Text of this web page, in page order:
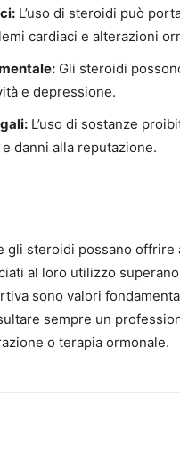
L’uso di steroidi può
cardiaci e alterazioni
Gli steroidi
e depressione.
L’uso di sostanze
danni alla reputazione.
gli steroidi possano
al loro utilizzo
sono valori
sempre un
o terapia ormonale.